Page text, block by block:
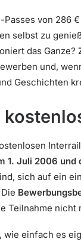
von 286
selbst zu
das Ganze?
und,
Geschichten
1. Juli 2006
sich auf ein
Teilnahme
wie einfach es